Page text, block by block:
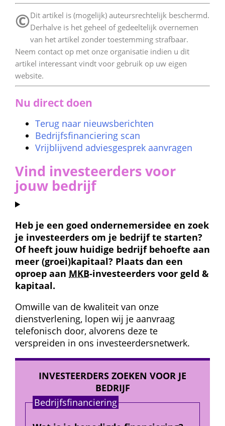
© Dit artikel is (mogelijk) auteursrechtelijk beschermd.
Derhalve is het geheel of gedeeltelijk overnemen
van het artikel zonder toestemming strafbaar.
Neem contact op met onze organisatie indien u dit
artikel interessant vindt voor gebruik op uw eigen
website.
Nu direct doen
Terug naar nieuwsberichten
Bedrijfsfinanciering scan
Vrijblijvend adviesgesprek aanvragen
Vind investeerders voor
jouw bedrijf
Heb je een goed ondernemers­idee en zoek
je investeerders om je bedrijf te starten?
Of heeft jouw huidige bedrijf behoefte aan
meer (groei)kapitaal? Plaats dan een
oproep aan MKB-investeerders voor geld &
kapitaal.
Omwille van de kwaliteit van onze
dienstverlening, lopen wij je aanvraag
telefonisch door, alvorens deze te
verspreiden in ons investeerders­netwerk.
INVESTEERDERS ZOEKEN VOOR JE
BEDRIJF
Bedrijfs­financiering